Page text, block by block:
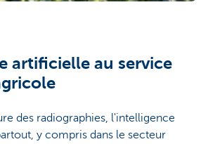
artificielle au service
des radiographies, l'intelligence
y compris dans le secteur